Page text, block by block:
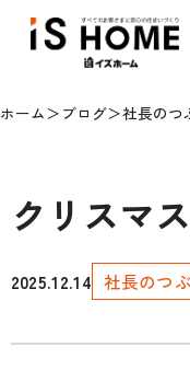
ホーム ブログ 社長のつ
クリスマ
2025.12.14 社長のつ